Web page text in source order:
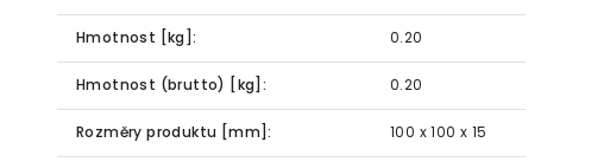
Hmotnost [kg]: 0.20
Hmotnost (brutto) [kg]: 0.20
Rozměry produktu [mm]: 100 x 100 x 15